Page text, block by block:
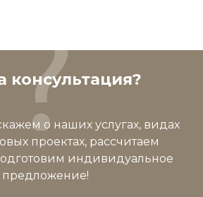
консультация?
о наших услугах, видах
проектах, рассчитаем
индивидуальное
предложение!